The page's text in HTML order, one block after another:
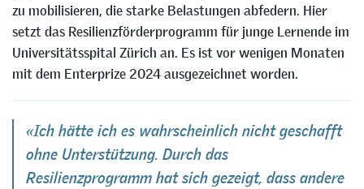
zu mobilisieren, die starke Belastungen abfedern. Hier
setzt das Resilienzförderprogramm für junge Lernende im
Universitätsspital Zürich an. Es ist vor wenigen Monaten
mit dem Enterprize 2024 ausgezeichnet worden.
«Ich hätte ich es wahrscheinlich nicht geschafft
ohne Unterstützung. Durch das
Resilienzprogramm hat sich gezeigt, dass andere